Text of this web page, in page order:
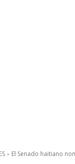
El Senado haitiano